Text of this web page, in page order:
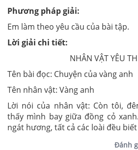
Phương pháp giải:
Em làm theo yêu cầu của bài tập.
Lời giải chi tiết:
NHÂN VẬT YÊU
Tên bài đọc: Chuyện của vàng anh
Tên nhân vật: Vàng anh
Lời nói của nhân vật: Còn tôi,
thấy mình bay giữa đồng cỏ
ngát hương, tất cả các loài đều
Đánh